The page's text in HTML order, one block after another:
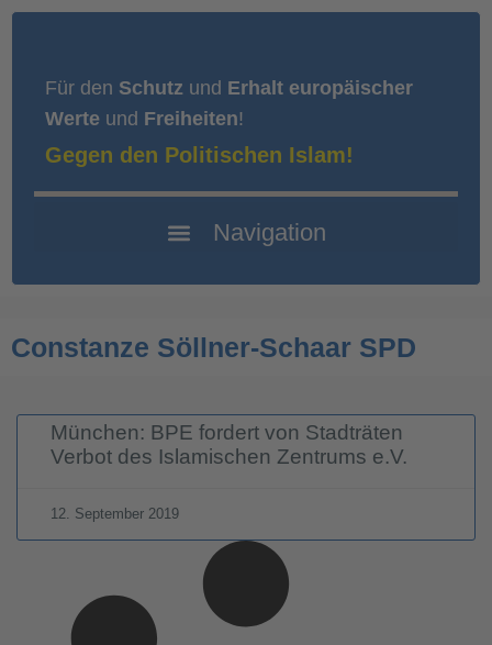
Für den Schutz und Erhalt europäischer
Werte und Freiheiten!
Gegen den Politischen Islam!
Constanze Söllner-Schaar SPD
München: BPE fordert von Stadträten
Verbot des Islamischen Zentrums e.V.
12. September 2019